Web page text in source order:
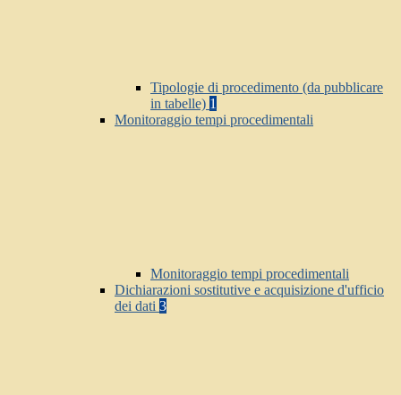
Tipologie di procedimento (da pubblicare
in tabelle) 1
Monitoraggio tempi procedimentali
Monitoraggio tempi procedimentali
Dichiarazioni sostitutive e acquisizione d'ufficio
dei dati 3